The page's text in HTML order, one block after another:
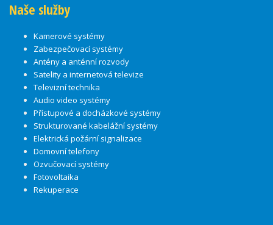
Naše služby
Kamerové systémy
Zabezpečovací systémy
Antény a anténní rozvody
Satelity a internetová televize
Televizní technika
Audio video systémy
Přístupové a docházkové systémy
Strukturované kabelážní systémy
Elektrická požární signalizace
Domovní telefony
Ozvučovací systémy
Fotovoltaika
Rekuperace